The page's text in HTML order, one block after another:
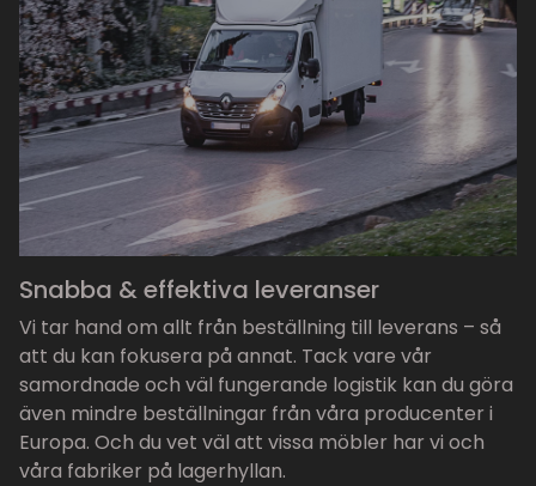
Snabba & effektiva leveranser
Vi tar hand om allt från beställning till leverans – så
att du kan fokusera på annat. Tack vare vår
samordnade och väl fungerande logistik kan du göra
även mindre beställningar från våra producenter i
Europa. Och du vet väl att vissa möbler har vi och
våra fabriker på lagerhyllan.